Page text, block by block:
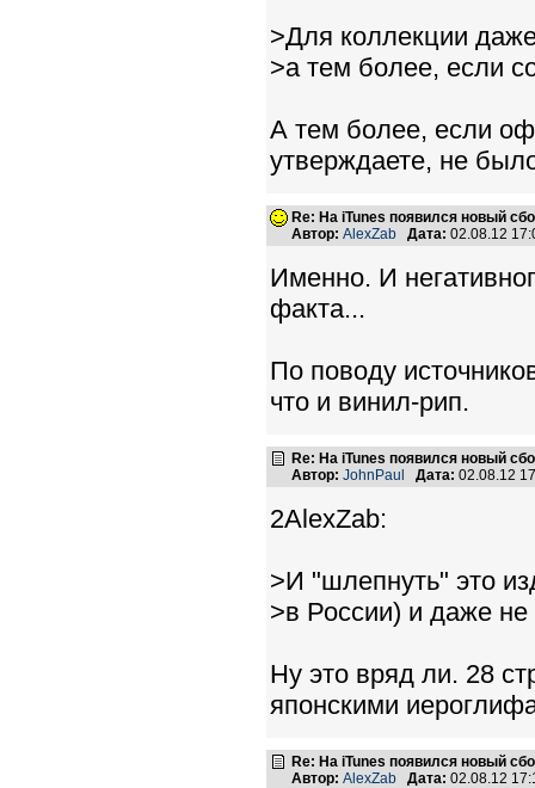
>Для коллекции
>а тем более, если
А тем более, если
утверждаете, не
Re: На iTunes появился новый
Автор: AlexZab Дата: 02.08.12
Именно. И
факта...
По поводу
что и винил-рип.
Re: На iTunes появился новый
Автор: JohnPaul Дата: 02.08.12
2AlexZab:
>И "шлепнуть" это
>в России) и даже
Ну это вряд ли. 28
японскими
Re: На iTunes появился новый
Автор: AlexZab Дата: 02.08.12